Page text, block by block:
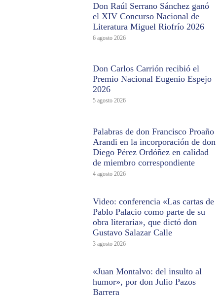
Don Raúl Serrano Sánchez ganó
el XIV Concurso Nacional de
Literatura Miguel Riofrío 2026
6 agosto 2026
Don Carlos Carrión recibió el
Premio Nacional Eugenio Espejo
2026
5 agosto 2026
Palabras de don Francisco Proaño
Arandi en la incorporación de don
Diego Pérez Ordóñez en calidad
de miembro correspondiente
4 agosto 2026
Video: conferencia «Las cartas de
Pablo Palacio como parte de su
obra literaria», que dictó don
Gustavo Salazar Calle
3 agosto 2026
«Juan Montalvo: del insulto al
humor», por don Julio Pazos
Barrera